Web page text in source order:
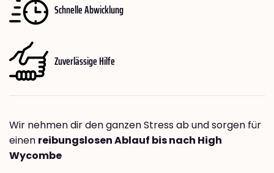
Schnelle Abwicklung
Zuverlässige Hilfe
Wir nehmen dir den ganzen Stress ab und sorgen für
einen reibungslosen Ablauf bis nach High
Wycombe